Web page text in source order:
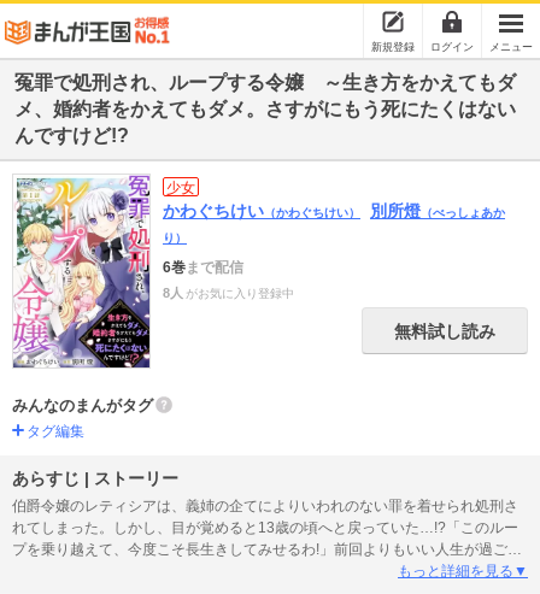
新規登録 ログイン メニュー
冤罪で処刑され、ループする令嬢 ～生き方をかえてもダ
メ、婚約者をかえてもダメ。さすがにもう死にたくはない
んですけど!?
少女
かわぐちけい （かわぐちけい） 別所燈 （べっしょあか
り）
6巻まで配信
8人 がお気に入り登録中
無料試し読み
みんなのまんがタグ
タグ編集
あらすじ | ストーリー
伯爵令嬢のレティシアは、義姉の企てによりいわれのない罪を着せられ処刑さ
れてしまった。しかし、目が覚めると13歳の頃へと戻っていた…!?「このルー
プを乗り越えて、今度こそ長生きしてみせるわ!」前回よりもいい人生が過ごせ
るようにと決意するレティシア。繰り返しによって、少しずつ幸せな人生が送
もっと詳細を見る▼